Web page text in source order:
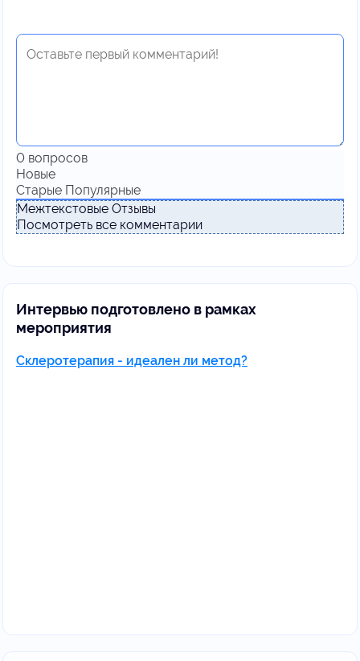
0 вопросов
Новые
Старые Популярные
Межтекстовые Отзывы
Посмотреть все комментарии
Интервью подготовлено в рамках
мероприятия
Склеротерапия - идеален ли метод?